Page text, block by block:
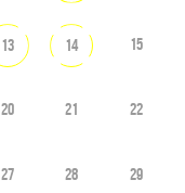
13 14 15
20 21 22
27 28 29